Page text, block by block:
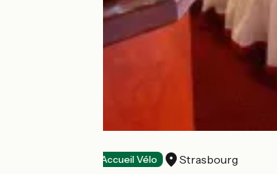
Accueil Vélo Strasbourg